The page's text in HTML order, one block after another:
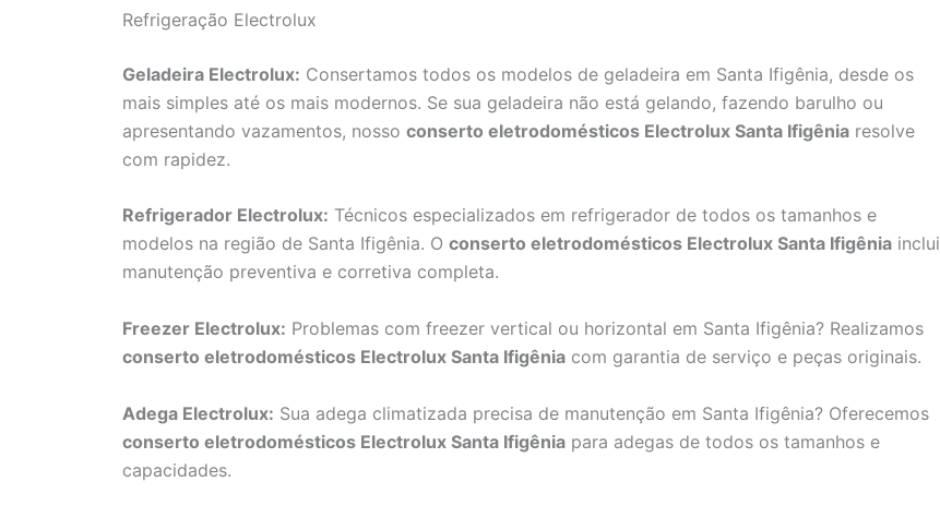
Refrigeração Electrolux
Geladeira Electrolux: Consertamos todos os modelos de geladeira em Santa Ifigênia, desde os
mais simples até os mais modernos. Se sua geladeira não está gelando, fazendo barulho ou
apresentando vazamentos, nosso conserto eletrodomésticos Electrolux Santa Ifigênia resolve
com rapidez.
Refrigerador Electrolux: Técnicos especializados em refrigerador de todos os tamanhos e
modelos na região de Santa Ifigênia. O conserto eletrodomésticos Electrolux Santa Ifigênia inclui
manutenção preventiva e corretiva completa.
Freezer Electrolux: Problemas com freezer vertical ou horizontal em Santa Ifigênia? Realizamos
conserto eletrodomésticos Electrolux Santa Ifigênia com garantia de serviço e peças originais.
Adega Electrolux: Sua adega climatizada precisa de manutenção em Santa Ifigênia? Oferecemos
conserto eletrodomésticos Electrolux Santa Ifigênia para adegas de todos os tamanhos e
capacidades.